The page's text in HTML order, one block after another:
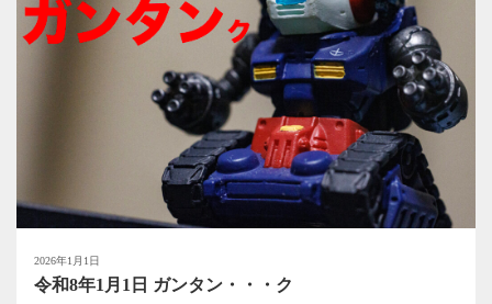
2026年1月1日
令和8年1月1日 ガンタン・・・ク